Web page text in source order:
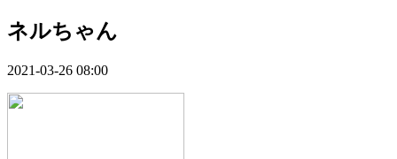
ネルちゃん
2021-03-26 08:00